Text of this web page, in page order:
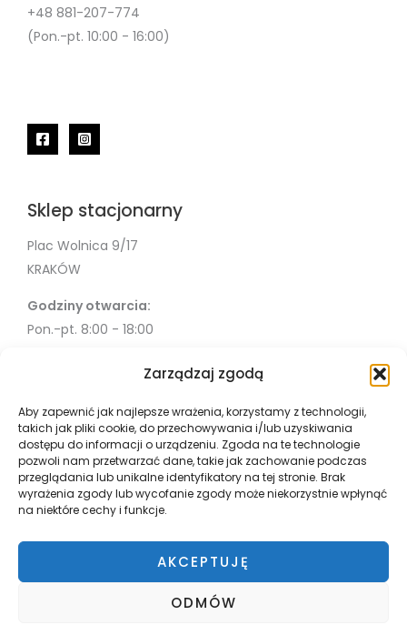
Zarządzaj zgodą
Aby zapewnić jak najlepsze wrażenia, korzystamy z technologii,
takich jak pliki cookie, do przechowywania i/lub uzyskiwania
dostępu do informacji o urządzeniu. Zgoda na te technologie
pozwoli nam przetwarzać dane, takie jak zachowanie podczas
przeglądania lub unikalne identyfikatory na tej stronie. Brak
wyrażenia zgody lub wycofanie zgody może niekorzystnie wpłynąć
na niektóre cechy i funkcje.
AKCEPTUJĘ
ODMÓW
+48 881-207-774
(Pon.-pt. 10:00 - 16:00)
Sklep stacjonarny
Plac Wolnica 9/17
KRAKÓW
Godziny otwarcia:
Pon.-pt. 8:00 - 18:00
Misja
Współpraca
Polityka Prywatności
Płatnosci i wysyłka